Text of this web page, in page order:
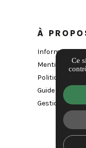
À
Informations
Mentions
Politique de
Guide local
Gestion des
Ce